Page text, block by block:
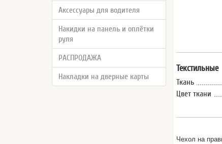
Аксессуары для водителя
Накидки на панель и оплётки
руля
РАСПРОДАЖА
Накладки на дверные карты
Текстильные
Ткань
Цвет ткани
Чехол на